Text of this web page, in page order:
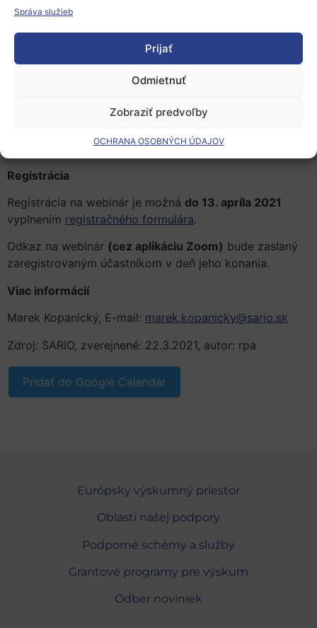
Správa služieb
Prijať
Odmietnuť
Zobraziť predvoľby
OCHRANA OSOBNÝCH ÚDAJOV
spracúvajú odpad, regulujú dopravu v meste, starajú sa
Sustaiability Tools
ďaľší účinkujúci budú časom doplnení
Registrácia
Registrácia na webinár je možná do 13. apríla 2021
vyplnením registračného formulára.
Odkaz na webinár (cez aplikáciu Zoom) bude zaslaný
zaregistrovaným účastníkom v deň jeho konania.
Viac informácií
Marek Kopanický, E-mail: marek.kopanicky@sario.sk
Zdroj: SARIO, zverejnené: 22.3.2021, autor: rpa
Pridať do Google Calendar
Európsky výskumný priestor
Oblasti našej podpory
Podporné schémy a služby
Grantové programy pre výskum
Odber noviniek